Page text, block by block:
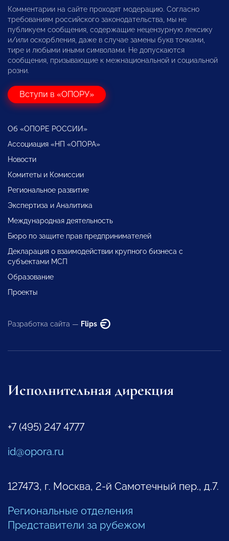
Комментарии на сайте проходят модерацию. Согласно
требованиям российского законодательства, мы не
публикуем сообщения, содержащие нецензурную лексику
и/или оскорбления, даже в случае замены букв точками,
тире и любыми иными символами. Не допускаются
сообщения, призывающие к межнациональной и социальной
розни.
Вступи в «ОПОРУ»
Об «ОПОРЕ РОССИИ»
Ассоциация «НП «ОПОРА»
Новости
Комитеты и Комиссии
Региональное развитие
Экспертиза и Аналитика
Международная деятельность
Бюро по защите прав предпринимателей
Декларация о взаимодействии крупного бизнеса с
субъектами МСП
Образование
Проекты
Разработка сайта — Flips
Исполнительная дирекция
+7 (495) 247 4777
id@opora.ru
127473, г. Москва, 2-й Самотечный пер., д.7.
Региональные отделения
Представители за рубежом